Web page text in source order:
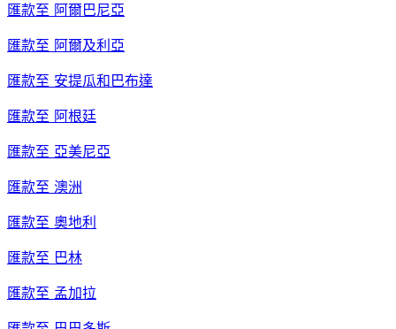
匯款至 阿爾巴尼亞
匯款至 阿爾及利亞
匯款至 安提瓜和巴布達
匯款至 阿根廷
匯款至 亞美尼亞
匯款至 澳洲
匯款至 奧地利
匯款至 巴林
匯款至 孟加拉